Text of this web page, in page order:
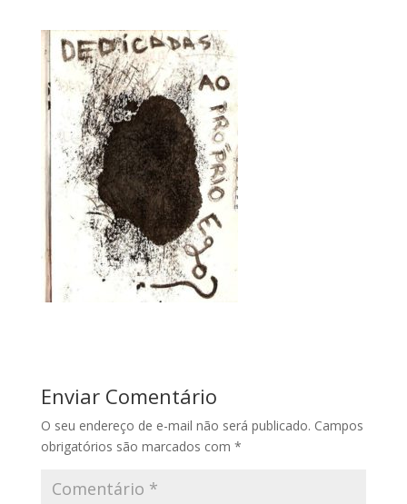
Enviar Comentário
O seu endereço de e-mail não será publicado. Campos
obrigatórios são marcados com *